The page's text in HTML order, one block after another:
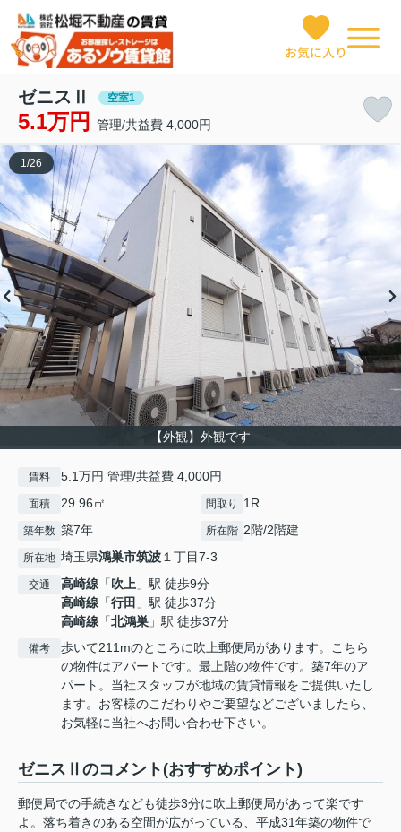
お気に入り
ゼニスⅡ 空室1
5.1万円 管理/共益費 4,000円
【外観】外観です
1/26
賃料 5.1万円 管理/共益費 4,000円
面積 29.96㎡ 間取り 1R
築年数 築7年 所在階 2階/2階建
所在地 埼玉県鴻巣市筑波 １丁目7-3
交通 高崎線 「吹上 」駅 徒歩9分
高崎線 「行田 」駅 徒歩37分
高崎線 「北鴻巣 」駅 徒歩37分
備考
歩いて211mのところに吹上郵便局があります。こちら
の物件はアパートです。最上階の物件です。築7年のア
パート。当社スタッフが地域の賃貸情報をご提供いたし
ます。お客様のこだわりやご要望などございましたら、
お気軽に当社へお問い合わせ下さい。
ゼニスⅡのコメント(おすすめポイント)
郵便局での手続きなども徒歩3分に吹上郵便局があって楽です
よ。落ち着きのある空間が広がっている、平成31年築の物件で